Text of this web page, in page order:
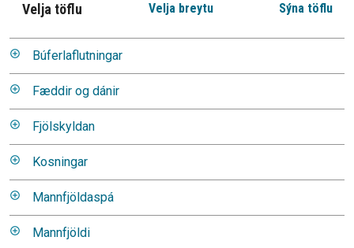
Velja töflu Velja breytu Sýna töflu
Búferlaflutningar
Fæddir og dánir
Fjölskyldan
Kosningar
Mannfjöldaspá
Mannfjöldi